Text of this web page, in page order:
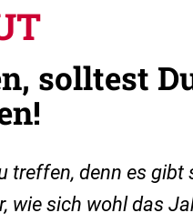
solltest
denn es gibt
wie sich wohl das